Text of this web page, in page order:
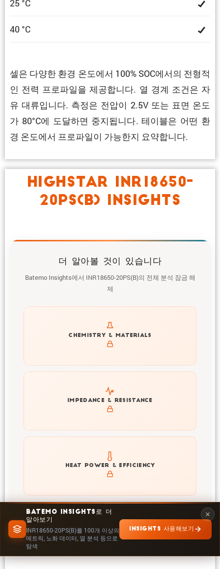
BATEMO INSIGHTS로 더
알아보기
INR18650-20PS(B)를 100개 이상의
메트릭, 노화 데이터, 열 분석 등으로
탐색
INSIGHTS 사용해보기
25 °C
40 °C
셀은 다양한 환경 온도에서 100% SOC에서의 전형적
인 전력 프로파일을 제공합니다. 열 경계 조건은 자
유 대류입니다. 측정은 전압이 2.5V 또는 표면 온도
가 80°C에 도달하면 중지됩니다. 테이블은 어떤 환
경 온도에서 프로파일이 가능한지 요약합니다.
HIGHSTAR INR18650-
20PS(B) INSIGHTS
더 알아볼 것이 있습니다
Batemo Insights에서 INR18650-20PS(B)의 전체 분석 잠금 해
제
CHEMISTRY & MATERIALS
Get to know active materials for the INR18650-20PS(B)
IMPEDANCE & RESISTANCE
Explore impedance spectrum and DCIR (SOC, T) of
INR18650-20PS(B)
HEAT POWER & EFFICIENCY
Explore heat generation and cell efficiency at different
temperatures and powers of INR18650-20PS(B)
INSIGHTS에서 탐색